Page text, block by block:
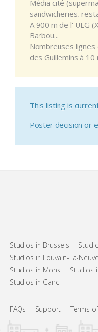
Média cité
sandwicheries,
A 900 m de l' ULG
Barbou...
Nombreuses lignes
des Guillemins à 10
This listing is
Poster decision or
Studios in Brussels
Studios in Louvain-La-Neuve
Studios in Mons
Studios
Studios in Gand
FAQs Support Terms